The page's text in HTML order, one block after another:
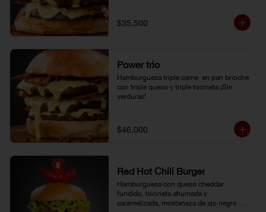
$35.500
Power trio
Hamburguesa triple carne  en pan brioche
con triple queso y triple tocineta ¡Sin
verduras!
$46.000
Red Hot Chili Burger
Hamburguesa con queso cheddar
fundido, tocineta ahumada y
caramelizada, mostaneza de ajo negro y